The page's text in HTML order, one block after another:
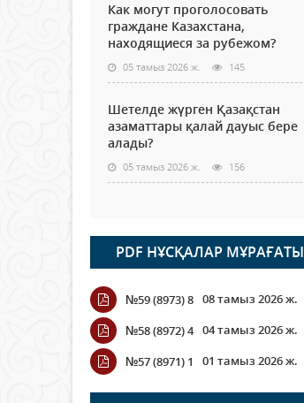
Как могут проголосовать
граждане Казахстана,
находящиеся за рубежом?
05 тамыз 2026 ж. 145
Шетелде жүрген Қазақстан
азаматтары қалай дауыс бере
алады?
05 тамыз 2026 ж. 156
PDF НҰСҚАЛАР МҰРАҒАТЫ
№59 (8973) 8 08 тамыз 2026 ж.
№58 (8972) 4 04 тамыз 2026 ж.
№57 (8971) 1
01 тамыз 2026 ж.